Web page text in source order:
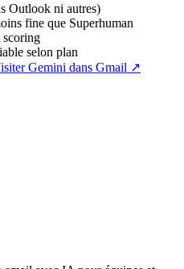
Outlook ni autres)
fine que Superhuman
scoring
selon plan
Gemini dans Gmail ↗